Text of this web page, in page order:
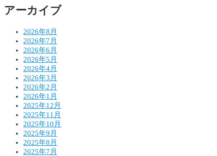
ン
アーカイブ
2026年8月
2026年7月
2026年6月
2026年5月
2026年4月
2026年3月
2026年2月
2026年1月
2025年12月
2025年11月
2025年10月
2025年9月
2025年8月
2025年7月